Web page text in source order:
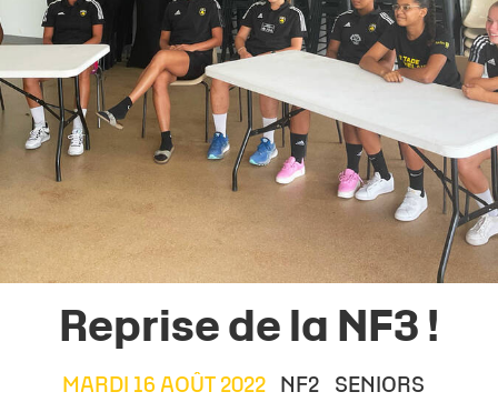
Reprise de la NF3 !
MARDI 16 AOÛT 2022 NF2 SENIORS